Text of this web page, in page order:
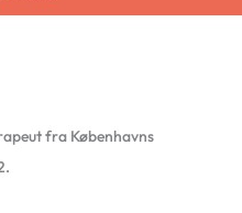
fra Københavns